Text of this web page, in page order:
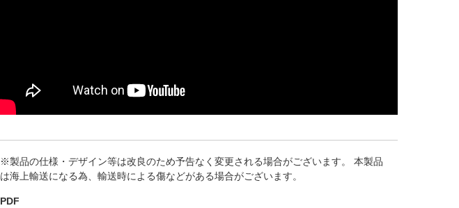
※製品の仕様・デザイン等は改良のため予告なく変更される場合がございます。 本製品
は海上輸送になる為、輸送時による傷などがある場合がございます。
PDF